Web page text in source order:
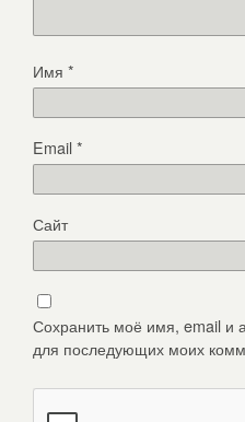
Имя *
Email*
Сайт
Сохранить моё имя, email и
для последующих моих